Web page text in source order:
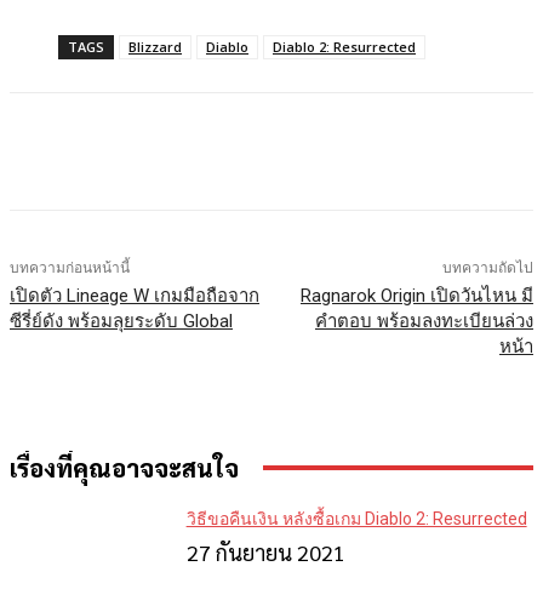
TAGS Blizzard Diablo Diablo 2: Resurrected
บทความก่อนหน้านี้
เปิดตัว Lineage W เกมมือถือจาก
ซีรี่ย์ดัง พร้อมลุยระดับ Global
บทความถัดไป
Ragnarok Origin เปิดวันไหน มี
คำตอบ พร้อมลงทะเบียนล่วง
หน้า
เรื่องที่คุณอาจจะสนใจ
วิธีขอคืนเงิน หลังซื้อเกม Diablo 2: Resurrected
27 กันยายน 2021